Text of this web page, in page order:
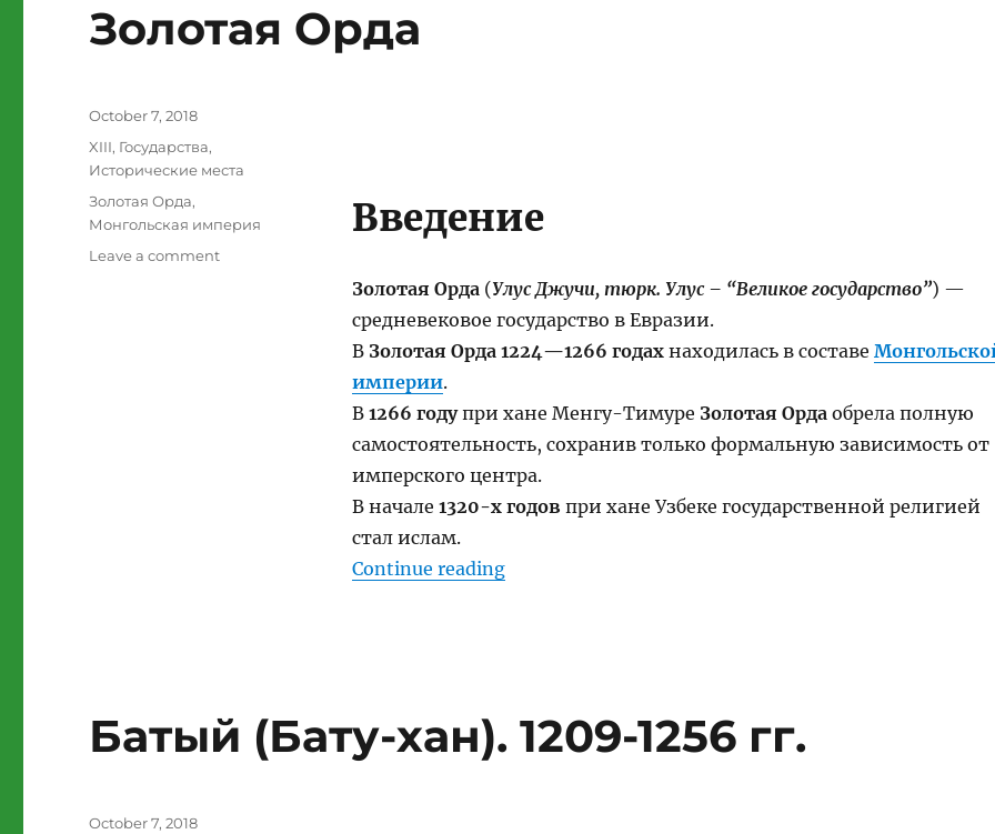
Золотая Орда
Введение
Золотая Орда(Улус Джучи, тюрк. Улус – “Великое государство”) —
средневековое государство в Евразии.
В Золотая Орда 1224—1266 годахнаходилась в составе
империи.
В 1266 годупри хане Менгу-Тимуре Золотая Орда обрела полную
самостоятельность, сохранив только формальную зависимость от
имперского центра.
В начале 1320-х годов при хане Узбеке государственной религией
стал ислам.
Continue reading“Золотая Орда”
Posted
October 7, 2018
Categories
XIII, Государства,
Исторические места
Tags
Золотая Орда,
Монгольская империя
Leave a commenton
Батый (Бату-хан). 1209-1256 гг.
Posted
October 7, 2018